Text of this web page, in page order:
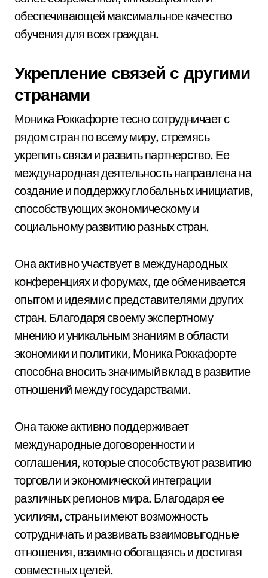
обеспечивающей максимальное качество
обучения для всех граждан.
Укрепление связей с другими
странами
Моника Роккафорте тесно сотрудничает с
рядом стран по всему миру, стремясь
укрепить связи и развить партнерство. Ее
международная деятельность направлена на
создание и поддержку глобальных инициатив,
способствующих экономическому и
социальному развитию разных стран.
Она активно участвует в международных
конференциях и форумах, где обменивается
опытом и идеями с представителями других
стран. Благодаря своему экспертному
мнению и уникальным знаниям в области
экономики и политики, Моника Роккафорте
способна вносить значимый вклад в развитие
отношений между государствами.
Она также активно поддерживает
международные договоренности и
соглашения, которые способствуют развитию
торговли и экономической интеграции
различных регионов мира. Благодаря ее
усилиям, страны имеют возможность
сотрудничать и развивать взаимовыгодные
отношения, взаимно обогащаясь и достигая
совместных целей.